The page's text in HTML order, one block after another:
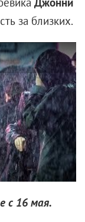
слишком
другие его
актер
вкус к
к делу
Вышел
этого